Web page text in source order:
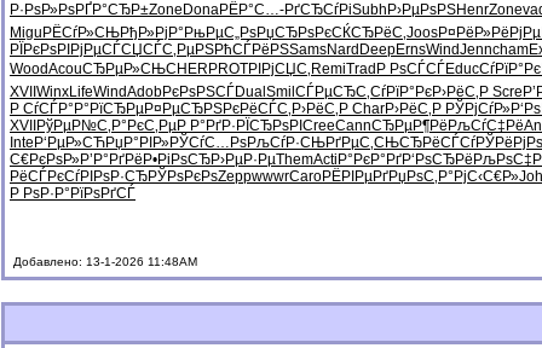
Р·РѕР»РѕРҐР°СЂР±Zone DonaРЁР°С…-РґСЂСѓРіSubh Р›РµРѕРЅHenrZone
Migu РЁСѓР»СЊРђР»РјР° РњРµС„РѕРџСЂРѕРєСЌСЂРёС‚JoosР¤РёР»Рё
РЇРєРѕРІ РјРµСЃСЏСЃС‚РµРЅРћСЃРёРЅSamsNard DeepErnsWindJenncham
WoodAcouСЂРµР»СЊCHER PROTРІРјСЏС‚ RemiTrad Р РѕСЃСЃEducСѓРїР°Рє
XVII WinxLifeWindAdobРєРѕРЅСЃDual Smil СЃРµСЂС‚СѓРїР°РєР›РёС‚Р Scre
Р СѓСЃР° Р°РїСЂРµР¤РµСЂРЅРєРёСЃС‚ Р›РёС‚Р CharР›РёС‚Р РЎРјСѓР»
XVII РўРµР№С‚ Р°РєС‚РµР Р°РґР· РЇСЂРѕРІ CreeCannСЂРµР¶Рё РљСѓС‡Рё
Inte Р‘РµР»СЋРџР°РІР»РЎСѓС…РѕРљСѓР·СЊРґРµС‚СЊСЂРёСЃСѓРЎРёРјРѕ
С€РєРѕР»Р’Р°РґРё Р•РіРѕСЂР›РµР·РµThemActi Р°РєР°РґР‘РѕСЂРё
РёСЃРєСѓРІРѕР·СЂРЎРѕРєРѕZeppwwwrCaroРЁРІРµРґРџРѕС‚Р° РјС‹С€Р»
Р РѕР·Р° РїРѕРґСЃ
Добавлено: 13-1-2026 11:48AM